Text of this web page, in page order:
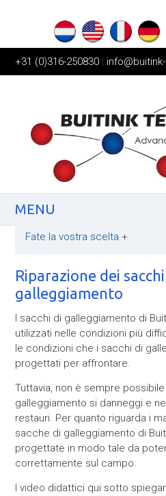
+31 (0)316-250830 |
MENU
Fate la vostra scelta +
Riparazione dei
galleggiamento
I sacchi di galleggiamento di
utilizzati nelle condizioni più
le condizioni che i sacchi di
progettati per affrontare.
Tuttavia, non è sempre
galleggiamento si danneggi e
restauri. Per quanto riguarda i
sacche di galleggiamento di
progettate in modo tale da
correttamente sul campo.
I video didattici qui sotto